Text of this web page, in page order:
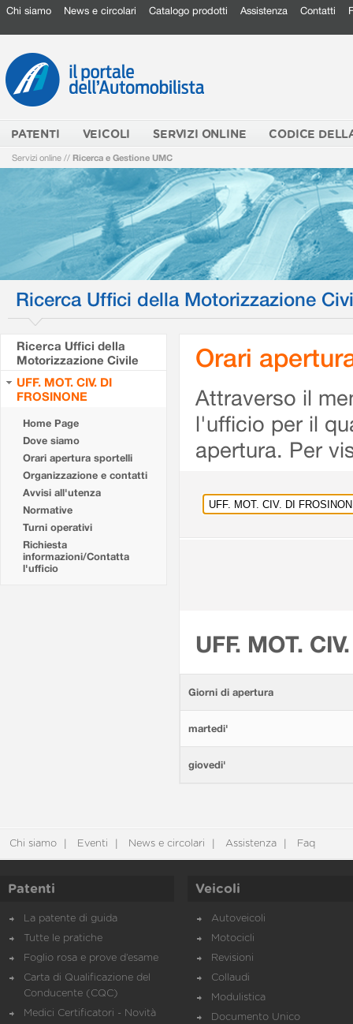
Chi siamo News e circolari Catalogo prodotti Assistenza Contatti
PATENTI VEICOLI SERVIZI ONLINE CODICE
Servizi online // Ricerca e Gestione UMC
Ricerca Uffici della Motorizzazione
Ricerca Uffici della
Motorizzazione Civile
UFF. MOT. CIV. DI
FROSINONE
Home Page
Dove siamo
Orari apertura sportelli
Organizzazione e contatti
Avvisi all'utenza
Normative
Turni operativi
Richiesta
informazioni/Contatta
l'ufficio
Orari
Attraverso il
l'ufficio per il
apertura. Per
UFF. MOT.
Giorni di apertura
martedi'
giovedi'
Chi siamo Eventi News e circolari Assistenza Faq
Patenti
La patente di guida
Tutte le pratiche
Foglio rosa e prove d’esame
Carta di Qualificazione del
Conducente (CQC)
Medici Certificatori - Novità
Veicoli
Autoveicoli
Motocicli
Revisioni
Collaudi
Modulistica
Documento Unico